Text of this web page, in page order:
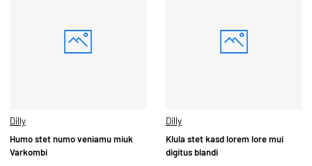
Dilly
Humo stet numo veniamu miuk
Varkombi
Dilly
Klula stet kasd lorem lore mui
digitus blandi